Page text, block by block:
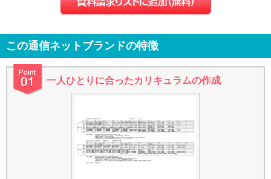
この通信ネットブランドの特徴
一人ひとりに合ったカリキュラムの作成